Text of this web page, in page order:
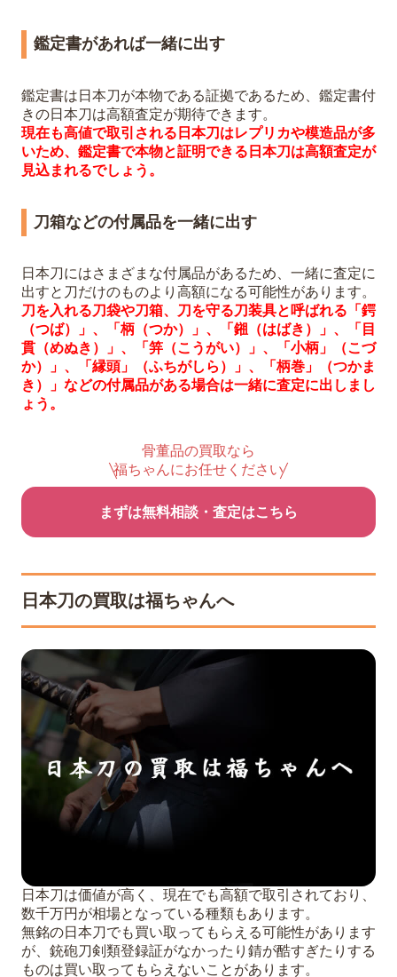
鑑定書があれば一緒に出す
鑑定書は日本刀が本物である証拠であるため、鑑定書付
きの日本刀は高額査定が期待できます。
現在も高値で取引される日本刀はレプリカや模造品が多
いため、鑑定書で本物と証明できる日本刀は高額査定が
見込まれるでしょう。
刀箱などの付属品を一緒に出す
日本刀にはさまざまな付属品があるため、一緒に査定に
出すと刀だけのものより高額になる可能性があります。
刀を入れる刀袋や刀箱、刀を守る刀装具と呼ばれる「鍔
（つば）」、「柄（つか）」、「鎺（はばき）」、「目
貫（めぬき）」、「笄（こうがい）」、「小柄」（こづ
か）」、「縁頭」（ふちがしら）」、「柄巻」（つかま
き）」などの付属品がある場合は一緒に査定に出しまし
ょう。
骨董品の買取なら
福ちゃんにお任せください
まずは無料相談・査定はこちら
日本刀の買取は福ちゃんへ
日本刀は価値が高く、現在でも高額で取引されており、
数千万円が相場となっている種類もあります。
無銘の日本刀でも買い取ってもらえる可能性があります
が、銃砲刀剣類登録証がなかったり錆が酷すぎたりする
ものは買い取ってもらえないことがあります。